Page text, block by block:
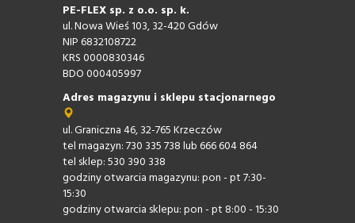
PE-FLEX sp. z o.o. sp. k.
ul. Nowa Wieś 103, 32-420 Gdów
NIP 6832108722
KRS 0000830346
BDO 000405997
Adres magazynu i sklepu stacjonarnego
ul. Graniczna 46, 32-765 Krzeczów
tel magazyn: 730 335 738 lub 666 604 864
tel sklep: 530 390 338
godziny otwarcia magazynu: pon - pt 7:30-
15:30
godziny otwarcia sklepu: pon - pt 8:00 - 15:30